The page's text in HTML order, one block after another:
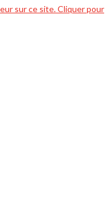
sur ce site. Cliquer pour